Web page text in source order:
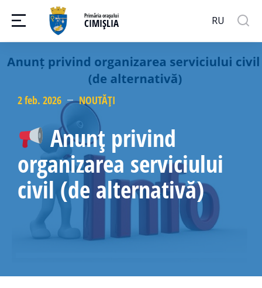
Primăria orașului
CIMIȘLIA RU
2 feb. 2026 NOUTĂȚI
Anunț privind
organizarea serviciului
civil (de alternativă)